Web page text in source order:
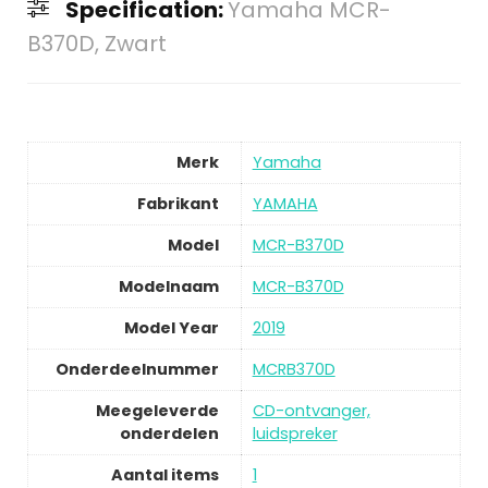
Specification:Yamaha MCR-
B370D, Zwart
Merk
Yamaha
Fabrikant
YAMAHA
Model
MCR-B370D
Modelnaam
MCR-B370D
Model Year
2019
Onderdeelnummer
MCRB370D
Meegeleverde
onderdelen
CD-ontvanger,
luidspreker
Aantal items
1